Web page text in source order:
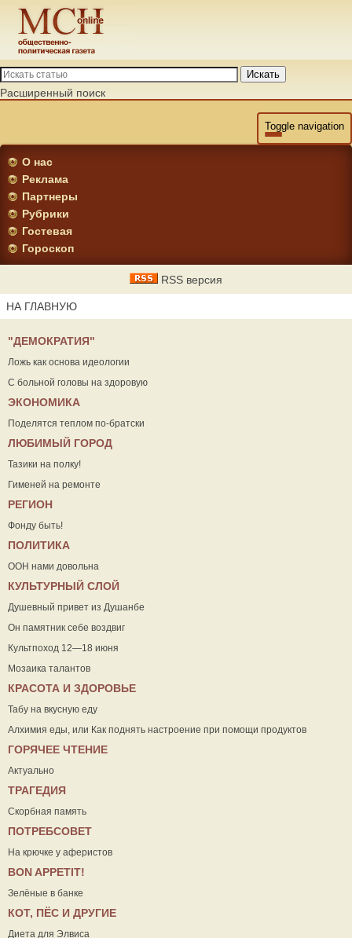
Искать
Расширенный поиск
Toggle navigation
О нас
Реклама
Партнеры
Рубрики
Гостевая
Гороскоп
RSS версия
НА ГЛАВНУЮ
"ДЕМОКРАТИЯ"
Ложь как основа идеологии
С больной головы на здоровую
ЭКОНОМИКА
Поделятся теплом по-братски
ЛЮБИМЫЙ ГОРОД
Тазики на полку!
Гименей на ремонте
РЕГИОН
Фонду быть!
ПОЛИТИКА
ООН нами довольна
КУЛЬТУРНЫЙ СЛОЙ
Душевный привет из Душанбе
Он памятник себе воздвиг
Культпоход 12—18 июня
Мозаика талантов
КРАСОТА И ЗДОРОВЬЕ
Табу на вкусную еду
Алхимия еды, или Как поднять настроение при помощи продуктов
ГОРЯЧЕЕ ЧТЕНИЕ
Актуально
ТРАГЕДИЯ
Скорбная память
ПОТРЕБСОВЕТ
На крючке у аферистов
ВON APPETIT!
Зелёные в банке
КОТ, ПЁС И ДРУГИЕ
Диета для Элвиса